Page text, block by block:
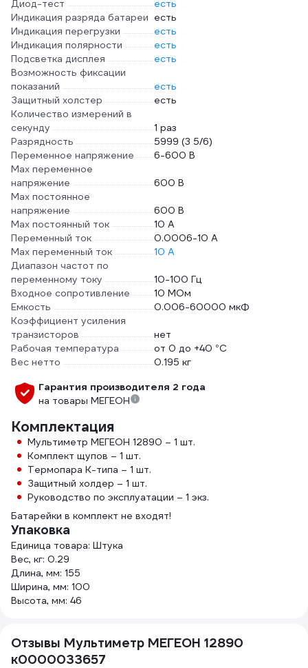
Диод-тест
есть
Индикация разряда батареи есть
Индикация перегрузки
есть
Индикация полярности
есть
Подсветка дисплея
есть
Возможность фиксации
показаний
есть
Защитный холстер
есть
Количество измерений в
секунду
1 раз
Разрядность
5999 (3 5/6)
Переменное напряжение
6-600 В
Max переменное
напряжение
600 В
Max постоянное
напряжение
600 В
Max постоянный ток
10 А
Переменный ток
0.0006-10 А
Max переменный ток
10 А
Диапазон частот по
переменному току
10-100 Гц
Входное сопротивление
10 МОм
Емкость
0.006-60000 мкФ
Коэффициент усиления
транзисторов
нет
Рабочая температура
от 0 до +40 °С
Вес нетто
0.195 кг
Гарантия производителя 2 года
на товары МЕГЕОН
Комплектация
Мультиметр МЕГЕОН 12890 – 1 шт.
Комплект щупов – 1 шт.
Термопара К-типа – 1 шт.
Защитный холдер – 1 шт.
Руководство по эксплуатации – 1 экз.
Батарейки в комплект не входят!
Упаковка
Единица товара: Штука
Вес, кг: 0.29
Длина, мм: 155
Ширина, мм: 100
Высота, мм: 46
Отзывы Мультиметр МЕГЕОН 12890
к0000033657